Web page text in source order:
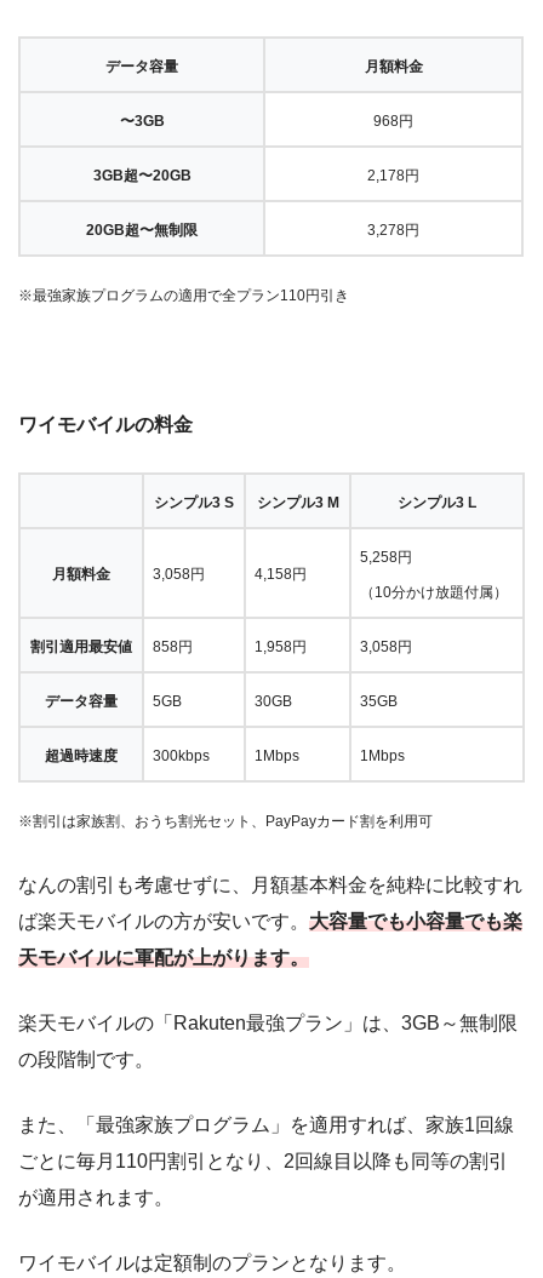
データ容量 月額料金
〜3GB 968円
3GB超〜20GB 2,178円
20GB超〜無制限 3,278円
※最強家族プログラムの適用で全プラン110円引き
ワイモバイルの料金
シンプル3 S シンプル3 M シンプル3 L
月額料金 3,058円 4,158円
5,258円
（10分かけ放題付属）
割引適用最安値 858円 1,958円 3,058円
データ容量 5GB 30GB 35GB
超過時速度 300kbps 1Mbps 1Mbps
※割引は家族割、おうち割光セット、PayPayカード割を利用可
なんの割引も考慮せずに、月額基本料金を純粋に比較すれ
ば楽天モバイルの方が安いです。 大容量でも小容量でも楽
天モバイルに軍配が上がります。
楽天モバイルの「Rakuten最強プラン」は、3GB～無制限
の段階制です。
また、「最強家族プログラム」を適用すれば、家族1回線
ごとに毎月110円割引となり、2回線目以降も同等の割引
が適用されます。
ワイモバイルは定額制のプランとなります。